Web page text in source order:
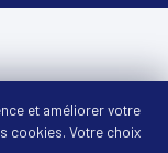
et améliorer votre
cookies. Votre choix